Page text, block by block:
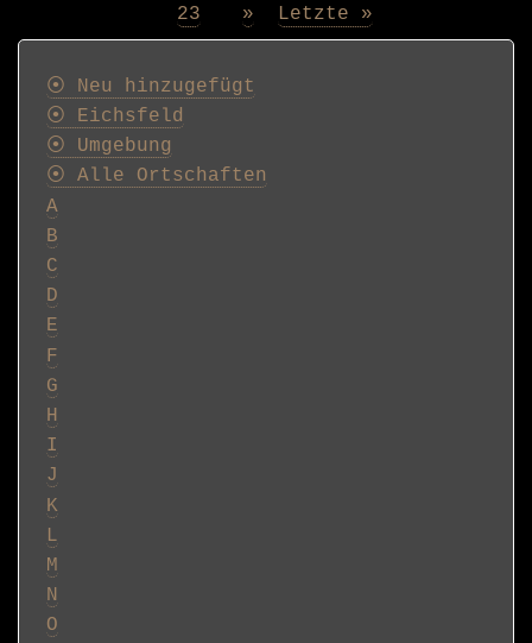
Page
23
Nächste
Seite
»
Letzte
Seite
Letzte »
Postkarten
⦿ Neu hinzugefügt
⦿ Eichsfeld
⦿ Umgebung
⦿ Alle Ortschaften
A
B
C
D
E
F
G
H
I
J
K
L
M
N
O